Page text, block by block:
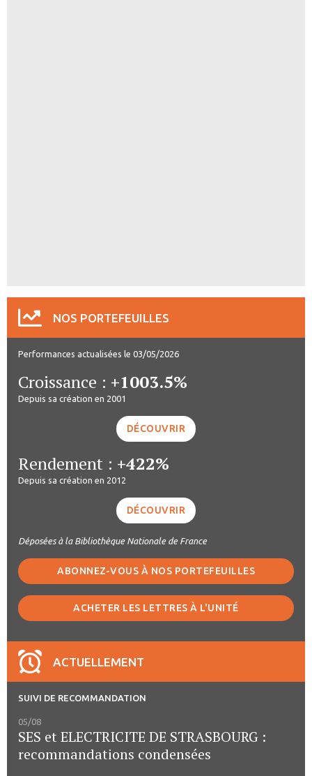
NOS PORTEFEUILLES
Performances actualisées le 03/05/2026
Croissance : +1003.5%
Depuis sa création en 2001
DÉCOUVRIR
Rendement : +422%
Depuis sa création en 2012
DÉCOUVRIR
Déposées à la Bibliothèque Nationale de France
ABONNEZ-VOUS À NOS PORTEFEUILLES
ACHETER LES LETTRES À L'UNITÉ
ACTUELLEMENT
SUIVI DE RECOMMANDATION
05/08
SES et ELECTRICITE DE STRASBOURG :
recommandations condensées